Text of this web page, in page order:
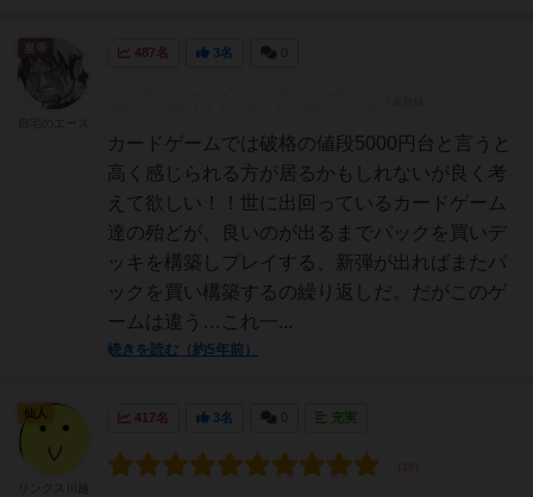
487名 3名
カードゲームでは破格の値段5000円台と言うと
高く感じられる方が居るかもしれないが良く考
えて欲しい！！世に出回っているカードゲーム
達の殆どが、良いのが出るまでパックを買いデ
ッキを構築しプレイする、新弾が出ればまたパ
ックを買い構築するの繰り返しだ。だがこのゲ
ームは違う…これ一...
続きを読む（約5年前）
皇帝
417名 3名 充実
仙人